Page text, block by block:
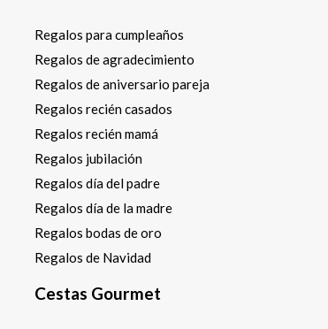
Regalos para cumpleaños
Regalos de agradecimiento
Regalos de aniversario pareja
Regalos recién casados
Regalos recién mamá
Regalos jubilación
Regalos día del padre
Regalos día de la madre
Regalos bodas de oro
Regalos de Navidad
Cestas Gourmet